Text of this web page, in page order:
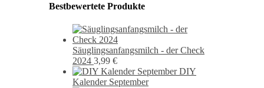
Bestbewertete Produkte
Säuglingsanfangsmilch - der Check
2024 3,99 €
DIY
Kalender September